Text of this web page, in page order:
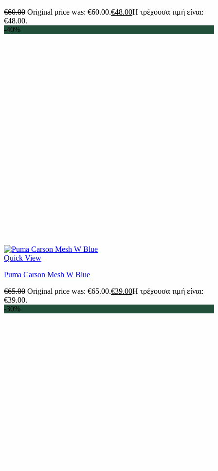
€60.00 Original price was: €60.00.€48.00Η τρέχουσα τιμή είναι:
€48.00.
-40%
Quick View
Puma Carson Mesh W Blue
€65.00 Original price was: €65.00.€39.00Η τρέχουσα τιμή είναι:
€39.00.
-30%